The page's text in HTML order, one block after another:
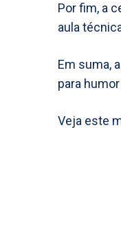
Por fim, a
aula
Em suma,
para
Veja este